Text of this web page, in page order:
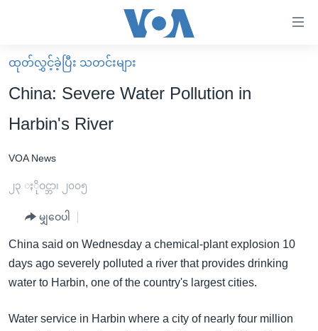
လွယ်ကူ
စေ
သည့်
များ
ပင်မ
ကျော်
ကြည့်
ရန်
အ
မူလစာမျက်နှာ
မြန်မာ
ကမ္ဘာ့သတင်းများ
အစ္စရေး-ပါလက်စတိုင်း
အင်္ဂလိပ်စာလေ့လာမယ်
မကြေးမုံရဲ့ အင်္ဂလိပ်စာ
ရေဒီယို
ရေဒီယိုနှင့်ရုပ်သံ အချက်အလက်များ
ထုတ်လွှင့်ခဲ့ပြီး သတင်းများ
China: Severe Water Pollution in
Harbin's River
VOA News
၂၃ ႏိုဝင္ဘာ၊ ၂၀၀၅
မျှဝေပါ
China said on Wednesday a chemical-plant explosion 10
days ago severely polluted a river that provides drinking
water to Harbin, one of the country's largest cities.
Water service in Harbin where a city of nearly four million